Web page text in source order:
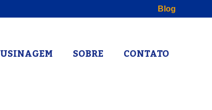
Blog
USINAGEM SOBRE CONTATO